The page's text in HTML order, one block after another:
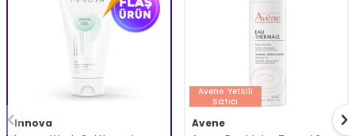
Innova
Avene Yetkili
Satıcı
Avene